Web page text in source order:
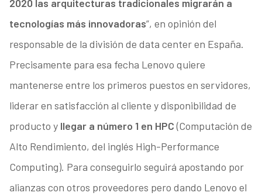
2020 las arquitecturas tradicionales migrarán a
tecnologías más innovadoras”, en opinión del
responsable de la división de data center en España.
Precisamente para esa fecha Lenovo quiere
mantenerse entre los primeros puestos en servidores,
liderar en satisfacción al cliente y disponibilidad de
producto y llegar a número 1 en HPC(Computación de
Alto Rendimiento, del inglés High-Performance
Computing). Para conseguirlo seguirá apostando por
alianzas con otros proveedores pero dando Lenovo el